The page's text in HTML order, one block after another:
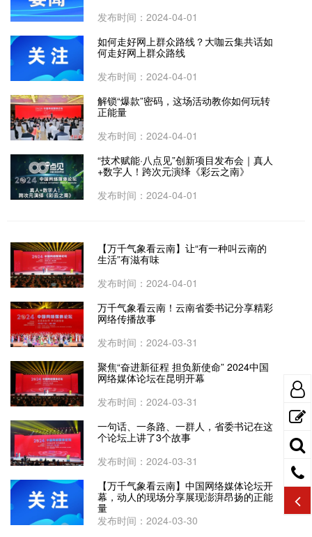
发布时间：2024-04-01
如何走好网上群众路线？大咖云集共话如
何走好网上群众路线
发布时间：2024-04-01
解锁“爆款”密码，这场活动教你如何玩转
正能量
发布时间：2024-04-01
“技术赋能·八点见”创新项目发布会｜真人
+数字人！跨次元演绎《彩云之南》
发布时间：2024-04-01
【万千气象看云南】让“有一种叫云南的
生活”有滋有味
发布时间：2024-04-01
万千气象看云南！云南省委书记分享精彩
网络传播故事
发布时间：2024-03-31
聚焦“奋进新征程 担负新使命” 2024中国
网络媒体论坛在昆明开幕
发布时间：2024-03-31
一句话、一条路、一群人，省委书记在这
个论坛上讲了3个故事
发布时间：2024-03-31
【万千气象看云南】中国网络媒体论坛开
幕，动人的现场分享展现澎湃昂扬的正能
量
发布时间：2024-03-30